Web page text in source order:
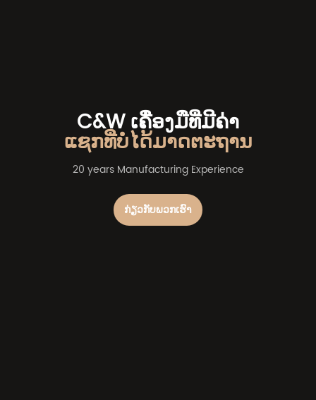
C&W ເຄື່ອງມືທີ່ມີຄ່າ
ແຊກທີ່ບໍ່ໄດ້ມາດຕະຖານ
20 years Manufacturing Experience
ກ່ຽວກັບພວກເຮົາ